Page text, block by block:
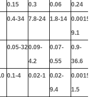
0.15
0.3
0.06
0.24
0.4-34 7.8-24 1.8-14 0.0015-
9.1
0.05-320.09-
4.2
0.07-
0.55
0.9-
36.6
0.1-4 0.02-1
0.02-
9.4
0.0015-
1.5